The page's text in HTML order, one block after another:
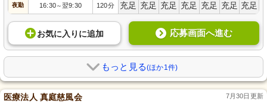
夜勤 16:30～翌9:30 120分 充足 充足 充足 充足 充足 充足 充足
お気に入り に追加 応募画面へ進む
もっと見る(ほか1件)
医療法人 真庭慈風会 7月30日更新